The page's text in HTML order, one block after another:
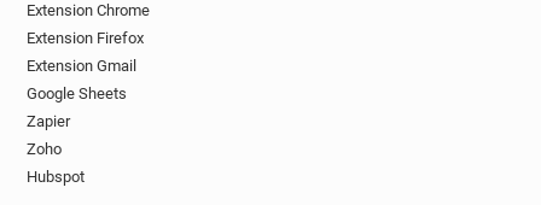
Extension Chrome
Extension Firefox
Extension Gmail
Google Sheets
Zapier
Zoho
Hubspot